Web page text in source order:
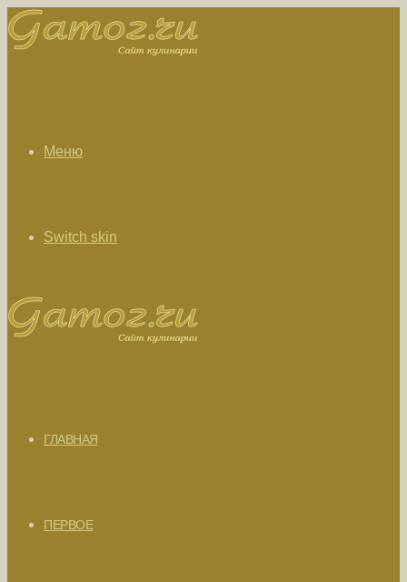
Меню
Switch skin
ГЛАВНАЯ
ПЕРВОЕ